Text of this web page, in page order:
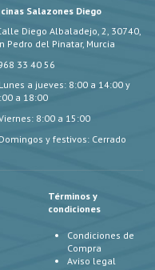
Salazones Diego
Diego Albaladejo, 2, 30740,
Pedro del Pinatar, Murcia
33 40 56
a jueves: 8:00 a 14:00 y
a 18:00
8:00 a 15:00
y festivos: Cerrado
Términos y
condiciones
Condiciones de
Compra
Aviso legal